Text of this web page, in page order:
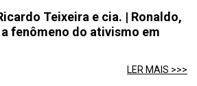
Teixeira e cia. | Ronaldo,
fenômeno do ativismo em
LER MAIS >>>